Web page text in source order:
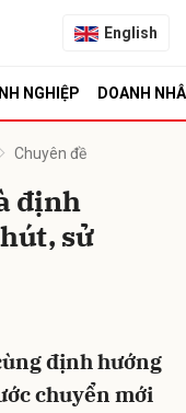
English
NGHIỆP DOANH
Chuyên đề
định
sử
định hướng
chuyển mới
Hủy